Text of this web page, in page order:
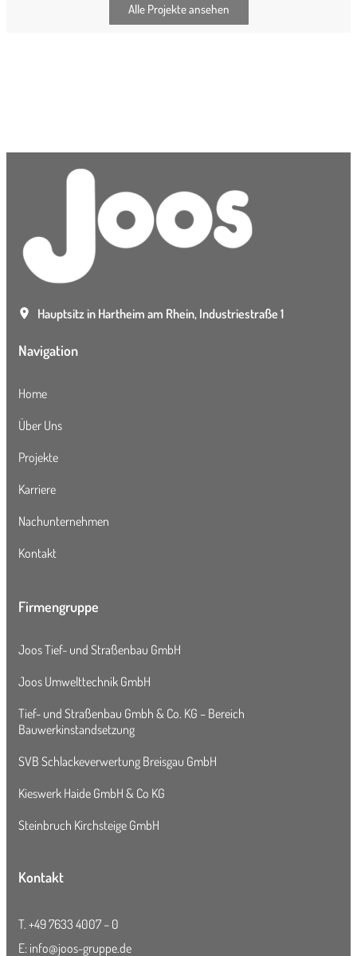
Alle Projekte ansehen
Hauptsitz in Hartheim am Rhein, Industriestraße 1
Navigation
Home
Über Uns
Projekte
Karriere
Nachunternehmen
Kontakt
Firmengruppe
Joos Tief- und Straßenbau GmbH
Joos Umwelttechnik GmbH
Tief- und Straßenbau Gmbh & Co. KG – Bereich
Bauwerkinstandsetzung
SVB Schlackeverwertung Breisgau GmbH
Kieswerk Haide GmbH & Co KG
Steinbruch Kirchsteige GmbH
Kontakt
T. +49 7633 4007 – 0
E: info@joos-gruppe.de